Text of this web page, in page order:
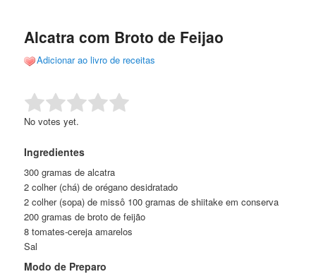
conteúdo
conteúdo
Alcatra com Broto de Feijao
Adicionar ao livro de receitas
Rate this item: Submit Rating
No votes yet.
Ingredientes
300 gramas de alcatra
2 colher (chá) de orégano desidratado
2 colher (sopa) de missô 100 gramas de shiitake em conserva
200 gramas de broto de feijão
8 tomates-cereja amarelos
Sal
Modo de Preparo